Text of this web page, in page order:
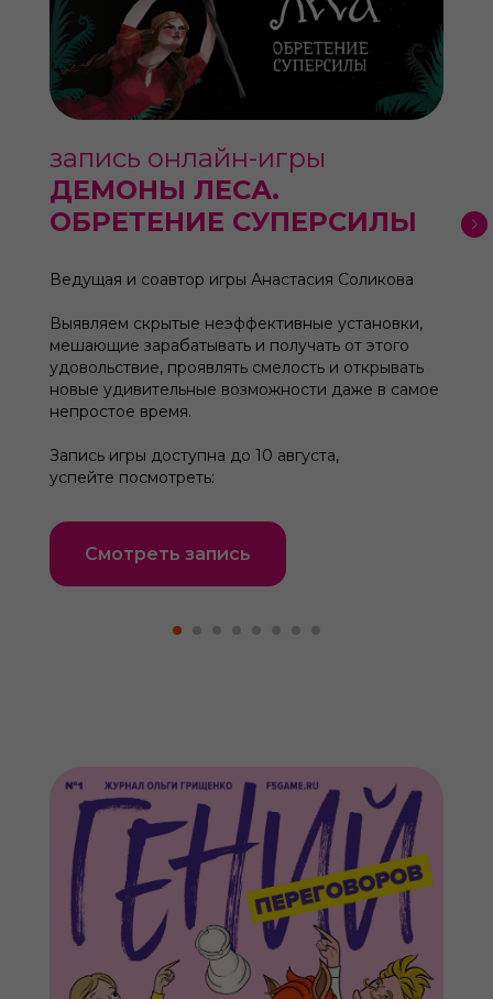
запись онлайн-игры
ДЕМОНЫ ЛЕСА.
ОБРЕТЕНИЕ СУПЕРСИЛЫ
Ведущая и соавтор игры Анастасия Соликова
Выявляем скрытые неэффективные установки,
мешающие зарабатывать и получать от этого
удовольствие, проявлять смелость и открывать
новые удивительные возможности даже в самое
непростое время.
Запись игры доступна до 10 августа,
успейте посмотреть:
Смотреть запись